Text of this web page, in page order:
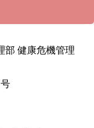
部 健康危機管理